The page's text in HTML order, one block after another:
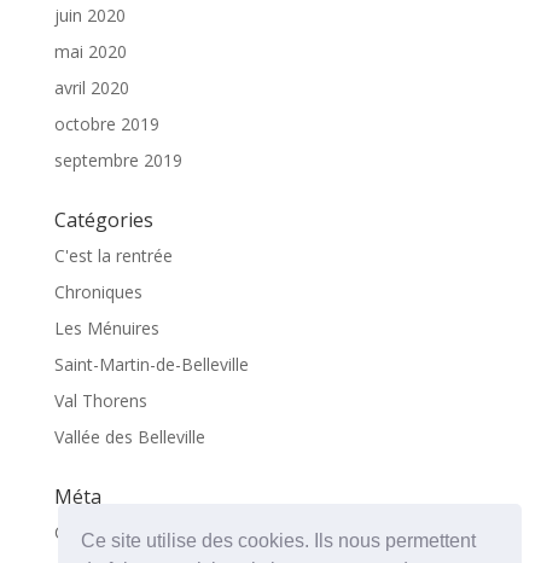
Ce site utilise des cookies. Ils nous permettent
juin 2020
mai 2020
avril 2020
octobre 2019
septembre 2019
Catégories
C'est la rentrée
Chroniques
Les Ménuires
Saint-Martin-de-Belleville
Val Thorens
Vallée des Belleville
Méta
Connexion